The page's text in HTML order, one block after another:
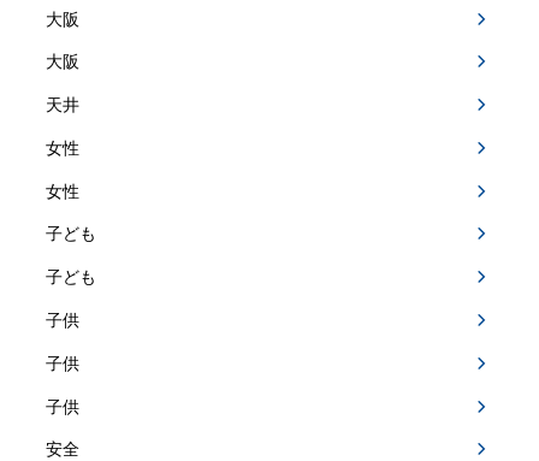
大阪
大阪
天井
女性
女性
子ども
子ども
子供
子供
子供
安全